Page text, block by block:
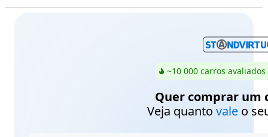
~10 000 carros
Quer comprar um
Veja quanto valeo